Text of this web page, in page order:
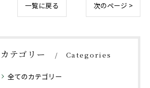
一覧に戻る 次のページ >
カテゴリー Categories
全てのカテゴリー